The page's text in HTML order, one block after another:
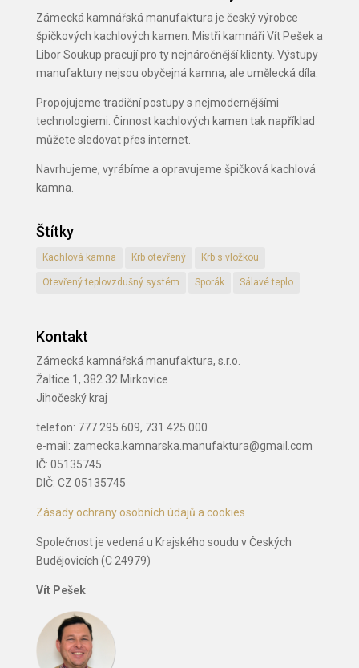
Zámecká kamnářská manufaktura je český výrobce
špičkových kachlových kamen. Mistři kamnáři Vít Pešek a
Libor Soukup pracují pro ty nejnáročnější klienty. Výstupy
manufaktury nejsou obyčejná kamna, ale umělecká díla.
Propojujeme tradiční postupy s nejmodernějšími
technologiemi. Činnost kachlových kamen tak například
můžete sledovat přes internet.
Navrhujeme, vyrábíme a opravujeme špičková kachlová
kamna.
Štítky
Kachlová kamna Krb otevřený Krb s vložkou
Otevřený teplovzdušný systém Sporák Sálavé teplo
Kontakt
Zámecká kamnářská manufaktura, s.r.o.
Žaltice 1, 382 32 Mirkovice
Jihočeský kraj
telefon: 777 295 609, 731 425 000
e-mail: zamecka.kamnarska.manufaktura@gmail.com
IČ: 05135745
DIČ: CZ 05135745
Zásady ochrany osobních údajů a cookies
Společnost je vedená u Krajského soudu v Českých
Budějovicích (C 24979)
Vít Pešek